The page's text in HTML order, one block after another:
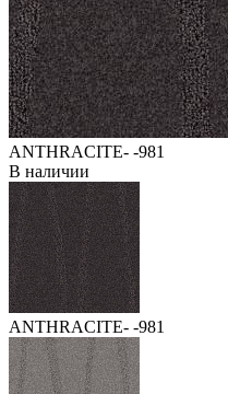
ANTHRACITE- -981
В наличии
ANTHRACITE- -981